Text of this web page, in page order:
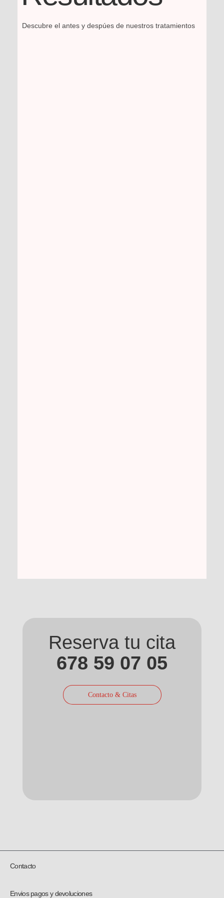
Descubre el antes y despúes de nuestros tratamientos
Reserva tu cita
678 59 07 05
Contacto & Citas
Contacto
Envios pagos y devoluciones